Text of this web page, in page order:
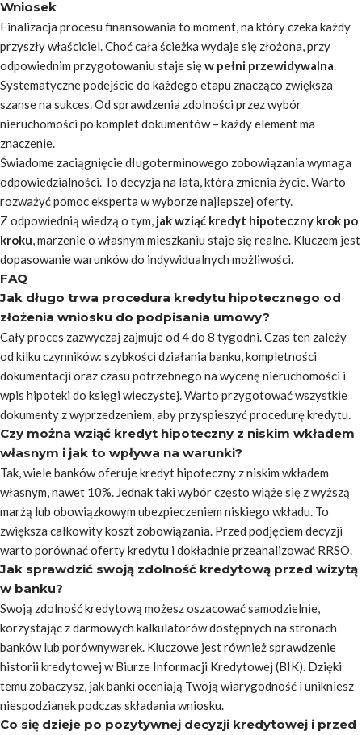
Wniosek
Finalizacja procesu finansowania to moment, na który czeka każdy
przyszły właściciel. Choć cała ścieżka wydaje się złożona, przy
odpowiednim przygotowaniu staje sięw pełni przewidywalna.
Systematyczne podejście do każdego etapu znacząco zwiększa
szanse na sukces. Od sprawdzenia zdolności przez wybór
nieruchomości po komplet dokumentów – każdy element ma
znaczenie.
Świadome zaciągnięcie długoterminowego zobowiązania wymaga
odpowiedzialności. To decyzja na lata, która zmienia życie. Warto
rozważyć pomoc eksperta w wyborze najlepszej oferty.
Z odpowiednią wiedzą o tym, jak wziąć kredyt hipoteczny krok po
kroku, marzenie o własnym mieszkaniu staje się realne. Kluczem jest
dopasowanie warunków do indywidualnych możliwości.
FAQ
Jak długo trwa procedura kredytu hipotecznego od
złożenia wniosku do podpisania umowy?
Cały proces zazwyczaj zajmuje od 4 do 8 tygodni. Czas ten zależy
od kilku czynników: szybkości działania banku, kompletności
dokumentacji oraz czasu potrzebnego na wycenę nieruchomości i
wpis hipoteki do księgi wieczystej. Warto przygotować wszystkie
dokumenty z wyprzedzeniem, aby przyspieszyć procedurę kredytu.
Czy można wziąć kredyt hipoteczny z niskim wkładem
własnym i jak to wpływa na warunki?
Tak, wiele banków oferuje kredyt hipoteczny z niskim wkładem
własnym, nawet 10%. Jednak taki wybór często wiąże się z wyższą
marżą lub obowiązkowym ubezpieczeniem niskiego wkładu. To
zwiększa całkowity koszt zobowiązania. Przed podjęciem decyzji
warto porównać oferty kredytu i dokładnie przeanalizować RRSO.
Jak sprawdzić swoją zdolność kredytową przed wizytą
w banku?
Swoją zdolność kredytową możesz oszacować samodzielnie,
korzystając z darmowych kalkulatorów dostępnych na stronach
banków lub porównywarek. Kluczowe jest również sprawdzenie
historii kredytowej w Biurze Informacji Kredytowej (BIK). Dzięki
temu zobaczysz, jak banki oceniają Twoją wiarygodność i unikniesz
niespodzianek podczas składania wniosku.
Co się dzieje po pozytywnej decyzji kredytowej i przed